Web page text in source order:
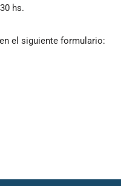
hs.
el siguiente formulario: